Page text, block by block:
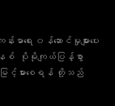
ာရေး ၀န်ဆောင်မှုများပေး
စ် ပိုမိုကျယ်ပြန့်စွာ
မြင့်မားစေရန် တို့သည်